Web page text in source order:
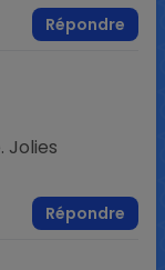
Répondre
Jolies
Répondre